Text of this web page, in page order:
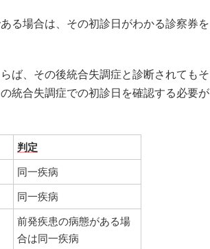
る場合は、その初診日がわかる診察券を
ば、その後統合失調症と診断されてもそ
統合失調症での初診日を確認する必要が
判定
同一疾病
同一疾病
前発疾患の病態がある場
合は同一疾病